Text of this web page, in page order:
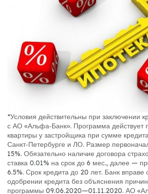
*Условия действительны при заключении
с АО «Альфа‐Банк». Программа действует
квартиры у застройщика при сумме
Санкт‐Петербурге и ЛО. Размер
15%. Обязательно наличие договора
ставка 0.01% на срок до 6 мес., далее —
6.5%. Срок кредита до 20 лет. Банк вправе
одобрении кредита без объяснения
программы 09.06.2020—01.11.2020. АО